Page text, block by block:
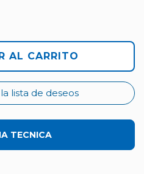
AL CARRITO
lista de deseos
TECNICA